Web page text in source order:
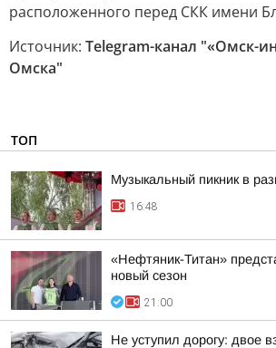
расположенного перед СКК имени
Источник: Telegram-канал "«Омск-
Омска"
ТОП
Музыкальный пикник в
16:48
«Нефтяник-Титан»
новый сезон
21:00
Не уступил дорогу: двое